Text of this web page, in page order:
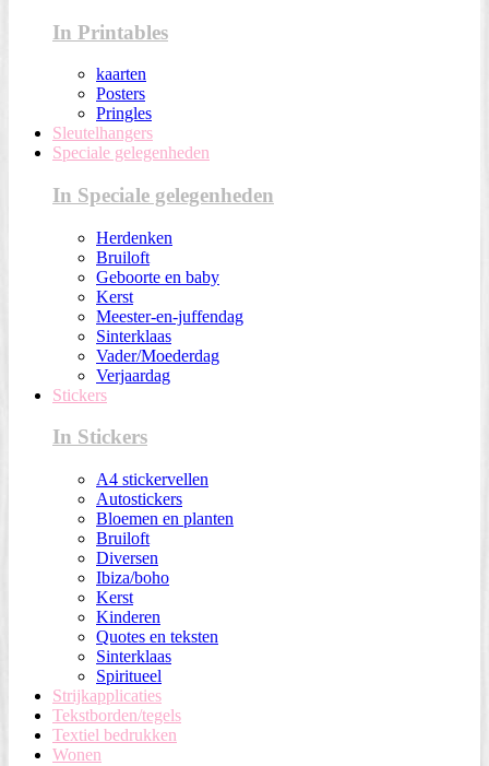
In Printables
kaarten
Posters
Pringles
Sleutelhangers
Speciale gelegenheden
In Speciale gelegenheden
Herdenken
Bruiloft
Geboorte en baby
Kerst
Meester-en-juffendag
Sinterklaas
Vader/Moederdag
Verjaardag
Stickers
In Stickers
A4 stickervellen
Autostickers
Bloemen en planten
Bruiloft
Diversen
Ibiza/boho
Kerst
Kinderen
Quotes en teksten
Sinterklaas
Spiritueel
Strijkapplicaties
Tekstborden/tegels
Textiel bedrukken
Wonen